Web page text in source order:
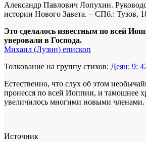
Александр Павлович Лопухин.
истории Нового Завета. – СПб.: Тузов,
Это сделалось известным по всей
уверовали в Господа.
Михаил (Лузин) епископ
Толкование на группу стихов: Деян: 9:
Естественно, что слух об этом
пронесся по всей Иоппии, и тамошнее
увеличилось многими новыми членами.
Источник